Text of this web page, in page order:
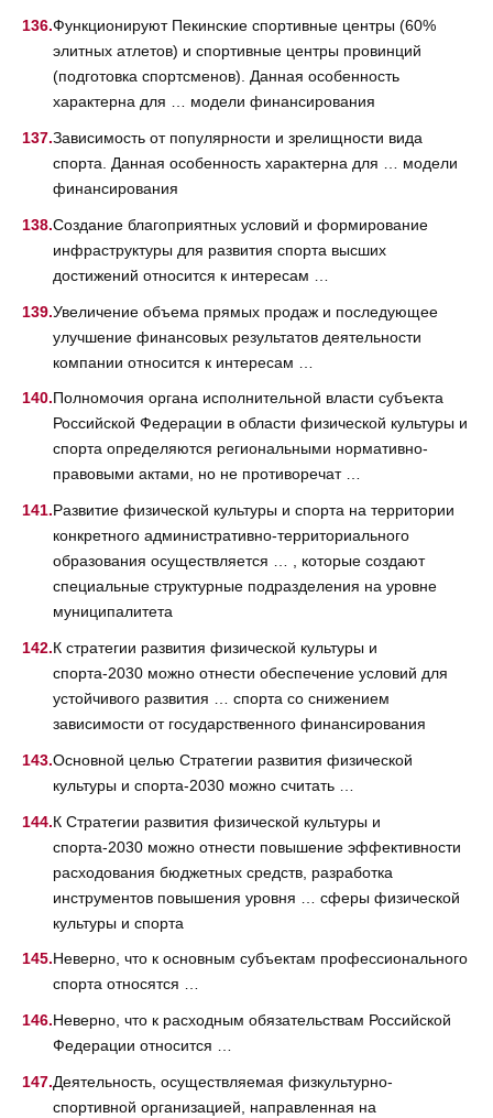
Функционируют Пекинские спортивные центры (60%
элитных атлетов) и спортивные центры провинций
(подготовка спортсменов). Данная особенность
характерна для … модели финансирования
Зависимость от популярности и зрелищности вида
спорта. Данная особенность характерна для … модели
финансирования
Создание благоприятных условий и формирование
инфраструктуры для развития спорта высших
достижений относится к интересам …
Увеличение объема прямых продаж и последующее
улучшение финансовых результатов деятельности
компании относится к интересам …
Полномочия органа исполнительной власти субъекта
Российской Федерации в области физической культуры и
спорта определяются региональными нормативно-
правовыми актами, но не противоречат …
Развитие физической культуры и спорта на территории
конкретного административно-территориального
образования осуществляется … , которые создают
специальные структурные подразделения на уровне
муниципалитета
К стратегии развития физической культуры и
спорта-2030 можно отнести обеспечение условий для
устойчивого развития … спорта со снижением
зависимости от государственного финансирования
Основной целью Стратегии развития физической
культуры и спорта-2030 можно считать …
К Стратегии развития физической культуры и
спорта-2030 можно отнести повышение эффективности
расходования бюджетных средств, разработка
инструментов повышения уровня … сферы физической
культуры и спорта
Неверно, что к основным субъектам профессионального
спорта относятся …
Неверно, что к расходным обязательствам Российской
Федерации относится …
Деятельность, осуществляемая физкультурно-
спортивной организацией, направленная на